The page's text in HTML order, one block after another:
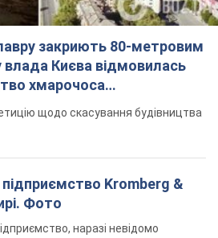
закриють 80-метровим
Києва відмовилась
хмарочоса
щодо скасування будівництва
Kromberg &
Фото
наразі невідомо